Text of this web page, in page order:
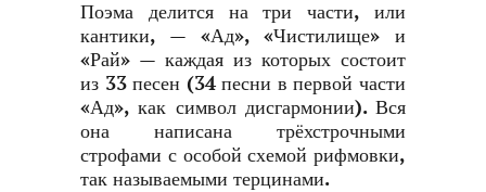
Поэма делится на три части, или
кантики, — «Ад», «Чистилище» и
«Рай» — каждая из которых состоит
из 33 песен (34 песни в первой части
«Ад», как символ дисгармонии). Вся
она написана трёхстрочными
строфами с особой схемой рифмовки,
так называемыми терцинами.